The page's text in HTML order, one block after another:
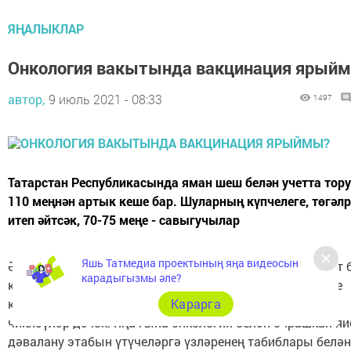
ЯҢАЛЫКЛАР
Онкология вакытында вакцинация
автор, 9 июль 2021 - 08:33 1497
Татарстан Республикасында яман шеш белән учетта
110 меңнән артык кеше бар. Шуларның күпчелеге,
итеп әйтсәк, 70-75 меңе - савыгучылар
Әмма без аларны күз уңыннан югалтмыйбыз, чир кабат
калкытмасын дип, күзәтеп торабыз. Бу төркемгә керүче
кешеләргә вакцина ясатырга ярамый дигән бернинди
чикләүләр дә юк. Яңа гына онкология белән очрашкан
дәвалану этабын үтүчеләргә үзләренең табиблары белән
Яшь Татмедиа проектының яңа видеосын
карадыгызмы әле?
Карарга